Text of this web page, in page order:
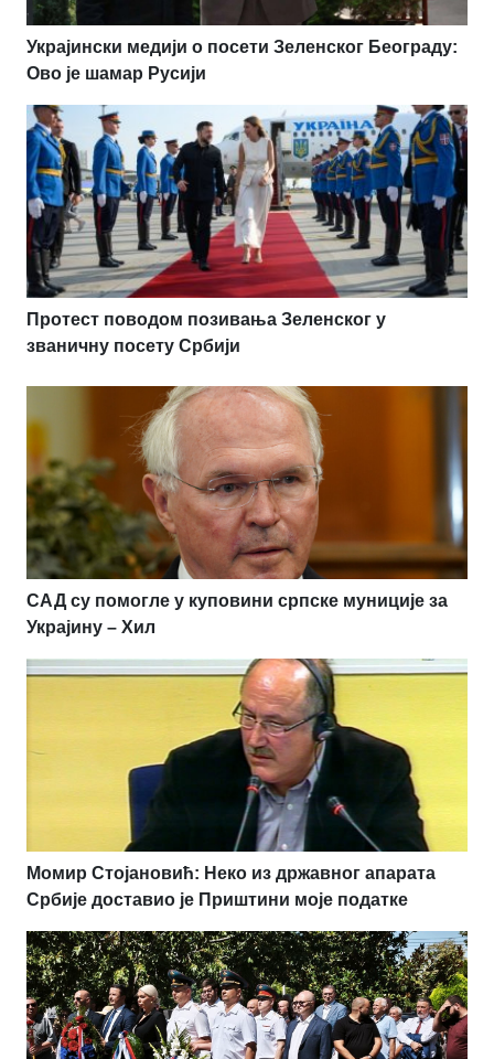
Украјински медији о посети Зеленског Београду:
Ово је шамар Русији
Протест поводом позивања Зеленског у
званичну посету Србији
САД су помогле у куповини српске муниције за
Украјину – Хил
Момир Стојановић: Неко из државног апарата
Србије доставио је Приштини моје податке